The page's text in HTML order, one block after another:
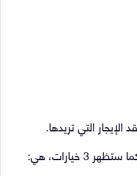
التي تريدها.
هي: